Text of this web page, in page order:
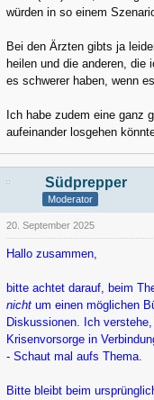
würden in so einem
Bei den Ärzten gibts ja
heilen und die anderen, die
es schwerer haben, wenn
Ich habe zudem eine ganz
aufeinander losgehen
Südprepper
Moderator
20. September 2025
Hallo zusammen,
bitte achtet darauf, beim
nicht um einen möglichen
Diskussionen. Ich
Krisenvorsorge in
- Schaut mal aufs Thema.
Bitte bleibt beim